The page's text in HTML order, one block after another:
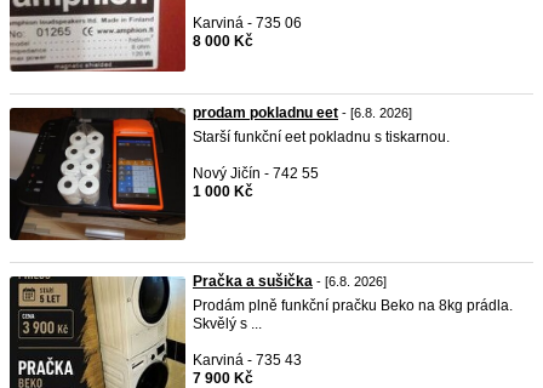
Karviná - 735 06
8 000 Kč
prodam pokladnu eet - [6.8. 2026]
Starší funkční eet pokladnu s tiskarnou.
Nový Jičín - 742 55
1 000 Kč
Pračka a sušička - [6.8. 2026]
Prodám plně funkční pračku Beko na 8kg prádla.
Skvělý s ...
Karviná - 735 43
7 900 Kč